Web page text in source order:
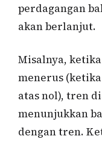
perdagangan
akan berlanjut.
Misalnya,
menerus
atas nol), tren
menunjukkan
dengan tren.